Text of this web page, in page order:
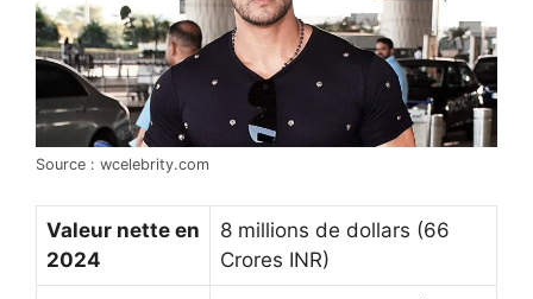
Source : wcelebrity.com
Valeur nette en
2024
8 millions de dollars (66
Crores INR)